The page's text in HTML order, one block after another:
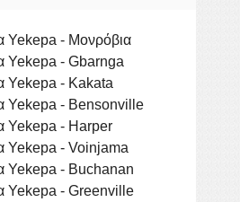
Yekepa - Μονρόβια
Yekepa - Gbarnga
Yekepa - Kakata
Yekepa - Bensonville
Yekepa - Harper
Yekepa - Voinjama
Yekepa - Buchanan
Yekepa - Greenville